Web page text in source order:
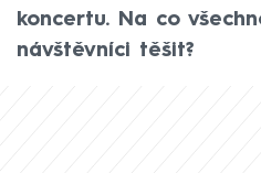
koncertu. Na co
návštěvníci těšit?